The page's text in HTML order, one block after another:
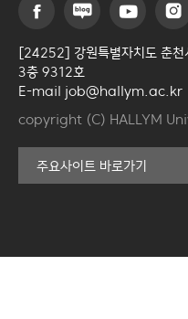
[24252] 강원특별자치도 춘천
3층 9312호
E-mail job@hallym.ac.kr
copyright (C) HALLYM
주요사이트 바로가기
커뮤니티교육원
국제학생증신청